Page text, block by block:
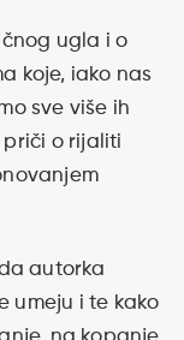
ugla i o
koje, iako nas
sve više ih
o rijaliti
autorka
umeju i te kako